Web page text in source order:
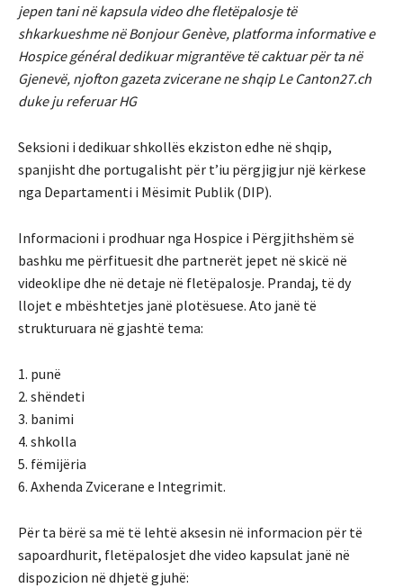
jepen tani në kapsula video dhe fletëpalosje të
shkarkueshme në Bonjour Genève, platforma informative e
Hospice général dedikuar migrantëve të caktuar për ta në
Gjenevë, njofton gazeta zvicerane ne shqip Le Canton27.ch
duke ju referuar HG
Seksioni i dedikuar shkollës ekziston edhe në shqip,
spanjisht dhe portugalisht për t’iu përgjigjur një kërkese
nga Departamenti i Mësimit Publik (DIP).
Informacioni i prodhuar nga Hospice i Përgjithshëm së
bashku me përfituesit dhe partnerët jepet në skicë në
videoklipe dhe në detaje në fletëpalosje. Prandaj, të dy
llojet e mbështetjes janë plotësuese. Ato janë të
strukturuara në gjashtë tema:
1. punë
2. shëndeti
3. banimi
4. shkolla
5. fëmijëria
6. Axhenda Zvicerane e Integrimit.
Për ta bërë sa më të lehtë aksesin në informacion për të
sapoardhurit, fletëpalosjet dhe video kapsulat janë në
dispozicion në dhjetë gjuhë: